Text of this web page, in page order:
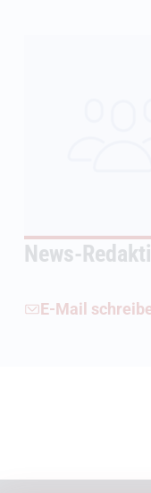
News-
E-Mail